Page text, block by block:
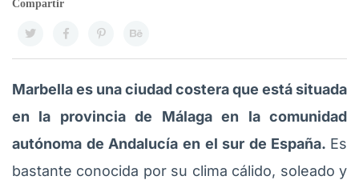
Compartir
Marbella es una ciudad costera que está situada
en la provincia de Málaga en la comunidad
autónoma de Andalucía en el sur de España. Es
bastante conocida por su clima cálido, soleado y